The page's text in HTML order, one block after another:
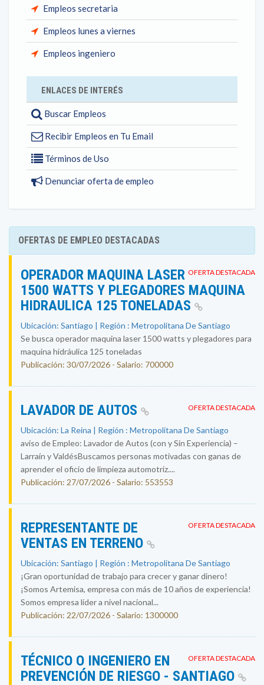
Empleos secretaria
Empleos lunes a viernes
Empleos ingeniero
ENLACES DE INTERÉS
Buscar Empleos
Recibir Empleos en Tu Email
Términos de Uso
Denunciar oferta de empleo
OFERTAS DE EMPLEO DESTACADAS
OFERTA DESTACADA
OPERADOR MAQUINA LASER
1500 WATTS Y PLEGADORES MAQUINA
HIDRAULICA 125 TONELADAS
Ubicación: Santiago | Región : Metropolitana De Santiago
Se busca operador maquina laser 1500 watts y plegadores para
maquina hidráulica 125 toneladas
Publicación: 30/07/2026 - Salario: 700000
OFERTA DESTACADA
LAVADOR DE AUTOS
Ubicación: La Reina | Región : Metropolitana De Santiago
aviso de Empleo: Lavador de Autos (con y Sin Experiencia) –
Larraín y ValdésBuscamos personas motivadas con ganas de
aprender el oficio de limpieza automotriz....
Publicación: 27/07/2026 - Salario: 553553
OFERTA DESTACADA
REPRESENTANTE DE
VENTAS EN TERRENO
Ubicación: Santiago | Región : Metropolitana De Santiago
¡Gran oportunidad de trabajo para crecer y ganar dinero!
¡Somos Artemisa, empresa con más de 10 años de experiencia!
Somos empresa líder a nivel nacional...
Publicación: 22/07/2026 - Salario: 1300000
OFERTA DESTACADA
TÉCNICO O INGENIERO EN
PREVENCIÓN DE RIESGO - SANTIAGO